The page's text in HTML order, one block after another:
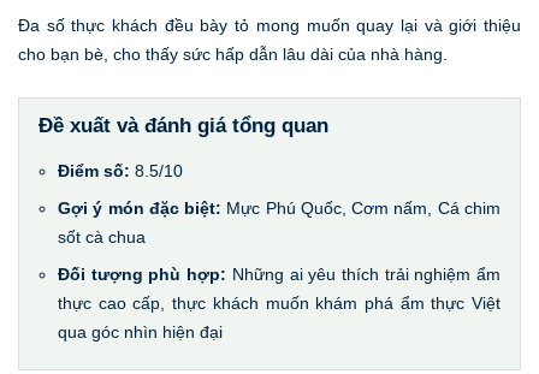
Đa số thực khách đều bày tỏ mong muốn quay lại và giới thiệu
cho bạn bè, cho thấy sức hấp dẫn lâu dài của nhà hàng.
Đề xuất và đánh giá tổng quan
Điểm số: 8.5/10
Gợi ý món đặc biệt: Mực Phú Quốc, Cơm nấm, Cá chim
sốt cà chua
Đối tượng phù hợp: Những ai yêu thích trải nghiệm ẩm
thực cao cấp, thực khách muốn khám phá ẩm thực Việt
qua góc nhìn hiện đại